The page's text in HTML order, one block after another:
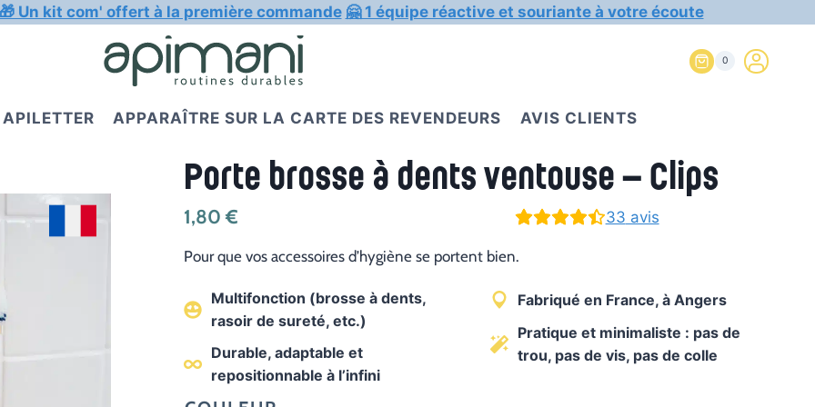
🎁 Un kit com' offert à la première commande 🤗 1 équipe réactive et souriante à votre écoute
0
APILETTER APPARAÎTRE SUR LA CARTE DES REVENDEURS AVIS CLIENTS
Porte brosse à dents ventouse – Clips
1,80 € 33 avis
Pour que vos accessoires d’hygiène se portent bien.
Multifonction (brosse à dents,
rasoir de sureté, etc.)
Durable, adaptable et
repositionnable à l’infini
Fabriqué en France, à Angers
Pratique et minimaliste : pas de
trou, pas de vis, pas de colle